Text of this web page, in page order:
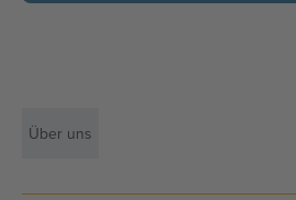
Über uns